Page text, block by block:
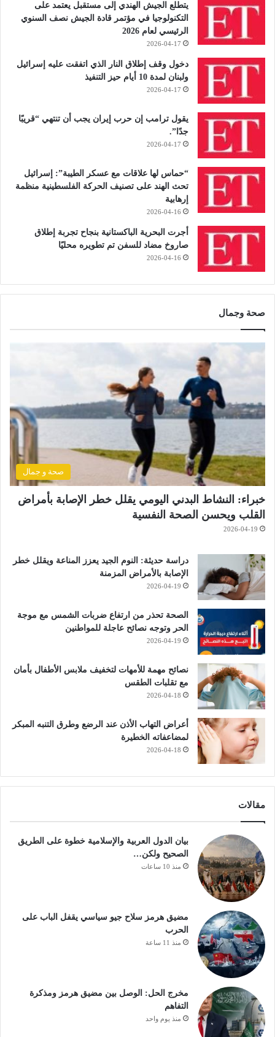
يتطلع الجيش الهندي إلى مستقبل يعتمد على
التكنولوجيا في مؤتمر قادة الجيش نصف السنوي
الرئيسي لعام 2026
2026-04-17
دخول وقف إطلاق النار الذي اتفقت عليه إسرائيل
ولبنان لمدة 10 أيام حيز التنفيذ
2026-04-17
يقول ترامب إن حرب إيران يجب أن تنتهي “قريبًا
جدًا”.
2026-04-17
“حماس لها علاقات مع عسكر الطيبة”: إسرائيل
تحث الهند على تصنيف الحركة الفلسطينية منظمة
إرهابية
2026-04-16
أجرت البحرية الباكستانية بنجاح تجربة إطلاق
صاروخ مضاد للسفن تم تطويره محليًا
2026-04-16
صحة وجمال
صحة و جمال
خبراء: النشاط البدني اليومي يقلل خطر الإصابة بأمراض
القلب ويحسن الصحة النفسية
2026-04-19
دراسة حديثة: النوم الجيد يعزز المناعة ويقلل خطر
الإصابة بالأمراض المزمنة
2026-04-19
الصحة تحذر من ارتفاع ضربات الشمس مع موجة
الحر وتوجه نصائح عاجلة للمواطنين
2026-04-19
نصائح مهمة للأمهات لتخفيف ملابس الأطفال بأمان
مع تقلبات الطقس
2026-04-18
أعراض التهاب الأذن عند الرضع وطرق التنبه المبكر
لمضاعفاته الخطيرة
2026-04-18
مقالات
بيان الدول العربية والإسلامية خطوة على الطريق
الصحيح ولكن…
منذ 10 ساعات
مضيق هرمز سلاح جيو سياسي يقفل الباب على
الحرب
منذ 11 ساعة
مخرج الحل: الوصل بين مضيق هرمز ومذكرة
التفاهم
منذ يوم واحد